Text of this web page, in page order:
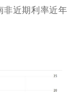
非近期利率近年